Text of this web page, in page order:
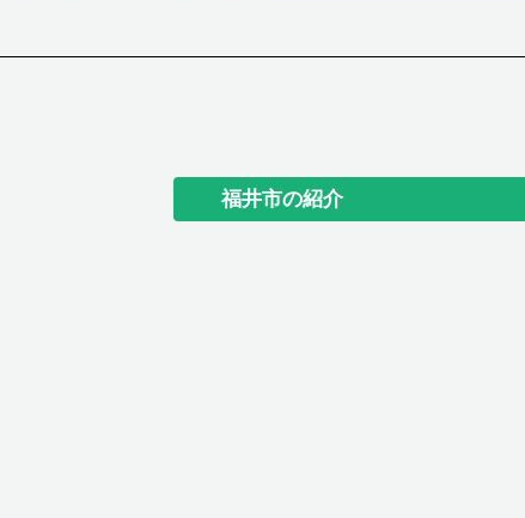
福井市の紹介